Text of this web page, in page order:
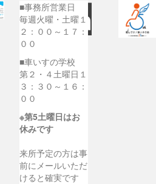
■事務所営業日
毎週火曜・土曜１
２：００～１７：
００
■車いすの学校
第２・４土曜日１
３：３０～１６：
００
※第5土曜日はお
休みです
来所予定の方は事
前にメールいただ
けると確実です